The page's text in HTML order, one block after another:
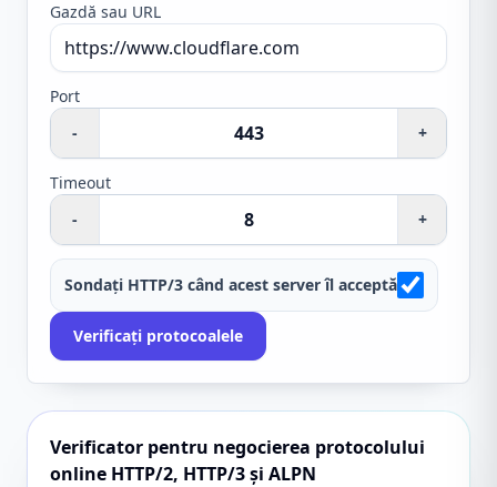
Gazdă sau URL
Port
-
+
Timeout
-
+
Sondați HTTP/3 când acest server îl acceptă
Verificați protocoalele
Verificator pentru negocierea protocolului
online HTTP/2, HTTP/3 și ALPN